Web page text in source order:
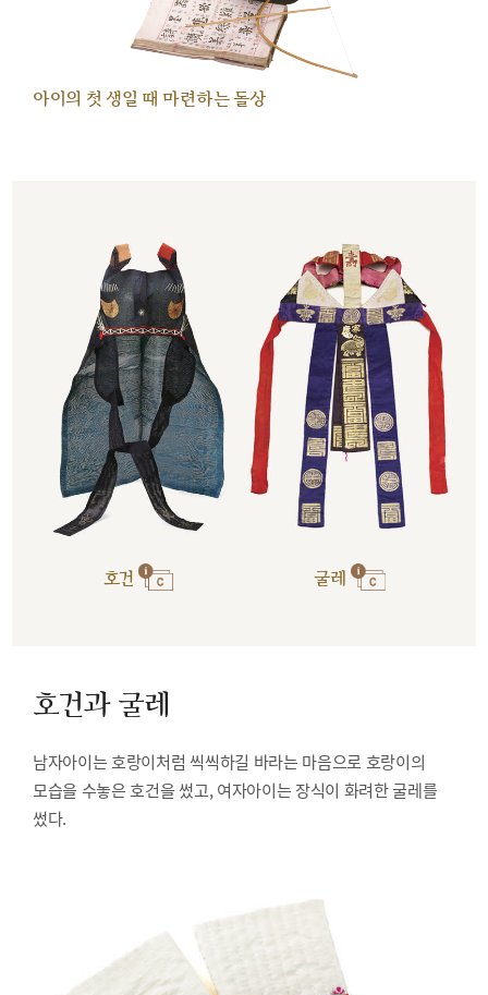
아이의 첫 생일 때 마련하는 돌상
호건 굴레
호건과 굴레
남자아이는 호랑이처럼 씩씩하길 바라는 마음으로 호랑이의
모습을 수놓은 호건을 썼고, 여자아이는 장식이 화려한 굴레를
썼다.